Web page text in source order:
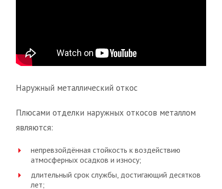
Наружный металлический откос
Плюсами отделки наружных откосов металлом
являются:
непревзойдённая стойкость к воздействию
атмосферных осадков и износу;
длительный срок службы, достигающий десятков
лет;